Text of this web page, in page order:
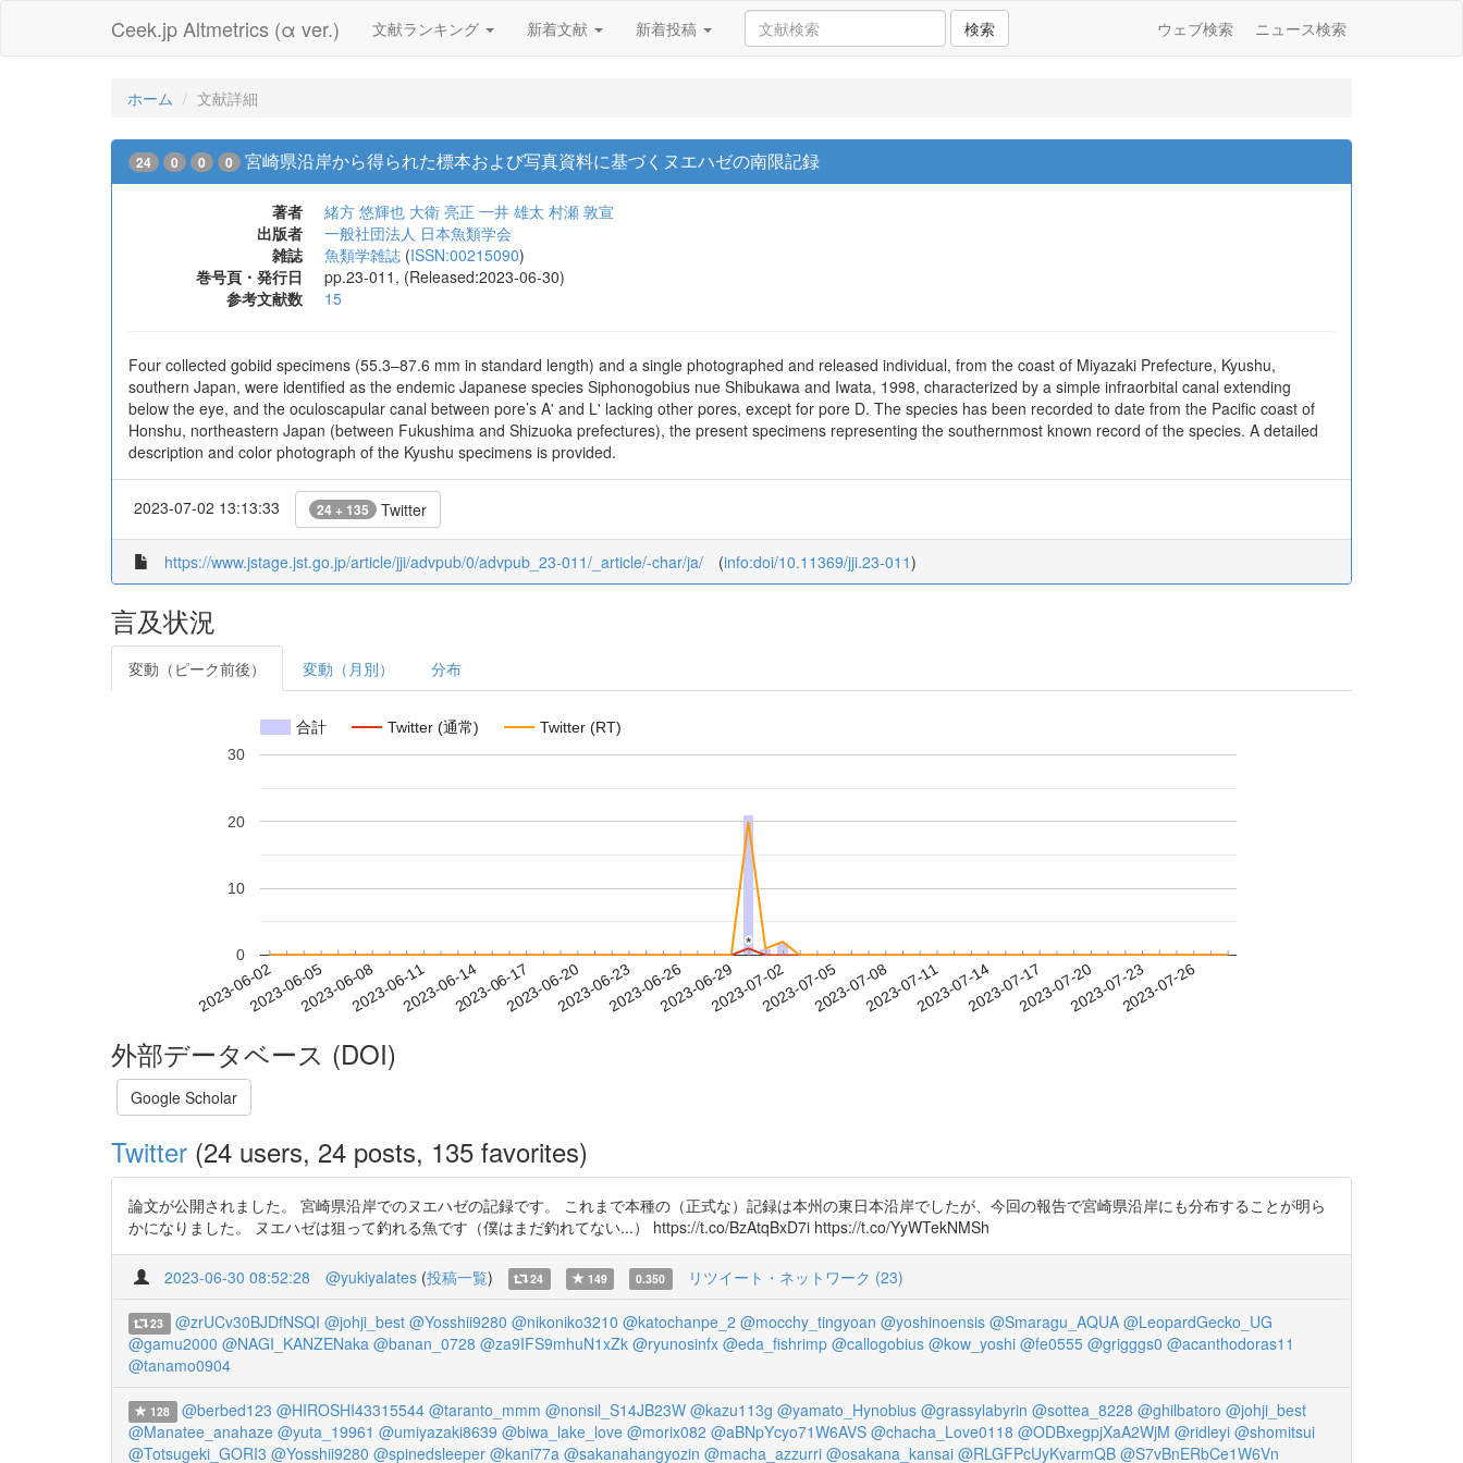
Ceek.jp Altmetrics (α ver.) 文献ランキング 新着文献 新着投稿 検索 ウェブ検索 ニュース検索
ホーム 文献詳細
24 0 0 0 宮崎県沿岸から得られた標本および写真資料に基づくヌエハゼの南限記録
著者 緒方 悠輝也 大衛 亮正 一井 雄太 村瀬 敦宣
出版者
一般社団法人 日本魚類学会
雑誌
魚類学雑誌 (ISSN:00215090)
巻号頁・発行日
pp.23-011, (Released:2023-06-30)
参考文献数
15
Four collected gobiid specimens (55.3–87.6 mm in standard length) and a single photographed and released individual, from the coast of Miyazaki Prefecture, Kyushu,
southern Japan, were identified as the endemic Japanese species Siphonogobius nue Shibukawa and Iwata, 1998, characterized by a simple infraorbital canal extending
below the eye, and the oculoscapular canal between pore’s A' and L' lacking other pores, except for pore D. The species has been recorded to date from the Pacific coast of
Honshu, northeastern Japan (between Fukushima and Shizuoka prefectures), the present specimens representing the southernmost known record of the species. A detailed
description and color photograph of the Kyushu specimens is provided.
2023-07-02 13:13:33 24 + 135 Twitter
https://www.jstage.jst.go.jp/article/jji/advpub/0/advpub_23-011/_article/-char/ja/ (info:doi/10.11369/jji.23-011)
言及状況
変動（ピーク前後） 変動（月別） 分布
合計 Twitter (通常) Twitter (RT)
2023-06-022023-06-052023-06-082023-06-112023-06-142023-06-172023-06-202023-06-232023-06-262023-06-292023-07-022023-07-052023-07-082023-07-112023-07-142023-07-172023-07-202023-07-232023-07-26
0
10
20
30
*
*
外部データベース (DOI)
Google Scholar
Twitter (24 users, 24 posts, 135 favorites)
論文が公開されました。 宮崎県沿岸でのヌエハゼの記録です。 これまで本種の（正式な）記録は本州の東日本沿岸でしたが、今回の報告で宮崎県沿岸にも分布することが明ら
かになりました。 ヌエハゼは狙って釣れる魚です（僕はまだ釣れてない...） https://t.co/BzAtqBxD7i https://t.co/YyWTekNMSh
2023-06-30 08:52:28 @yukiyalates (投稿一覧) 24 149 0.350 リツイート・ネットワーク (23)
23 @zrUCv30BJDfNSQI @johji_best @Yosshii9280 @nikoniko3210 @katochanpe_2 @mocchy_tingyoan @yoshinoensis @Smaragu_AQUA @LeopardGecko_UG
@gamu2000 @NAGI_KANZENaka @banan_0728 @za9IFS9mhuN1xZk @ryunosinfx @eda_fishrimp @callogobius @kow_yoshi @fe0555 @grigggs0 @acanthodoras11
@tanamo0904
128 @berbed123 @HIROSHI43315544 @taranto_mmm @nonsil_S14JB23W @kazu113g @yamato_Hynobius @grassylabyrin @sottea_8228 @ghilbatoro @johji_best
@Manatee_anahaze @yuta_19961 @umiyazaki8639 @biwa_lake_love @morix082 @aBNpYcyo71W6AVS @chacha_Love0118 @ODBxegpjXaA2WjM @ridleyi @shomitsui
@Totsugeki_GORI3 @Yosshii9280 @spinedsleeper @kani77a @sakanahangyozin @macha_azzurri @osakana_kansai @RLGFPcUyKvarmQB @S7vBnERbCe1W6Vn